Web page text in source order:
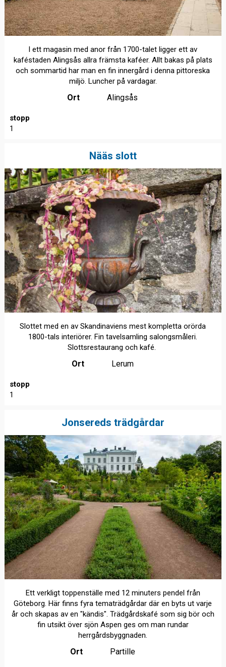
I ett magasin med anor från 1700-talet ligger ett av
kaféstaden Alingsås allra främsta kaféer. Allt bakas på plats
och sommartid har man en fin innergård i denna pittoreska
miljö. Luncher på vardagar.
Ort Alingsås
stopp
1
Nääs slott
Slottet med en av Skandinaviens mest kompletta orörda
1800-tals interiörer. Fin tavelsamling salongsmåleri.
Slottsrestaurang och kafé.
Ort Lerum
stopp
1
Jonsereds trädgårdar
Ett verkligt toppenställe med 12 minuters pendel från
Göteborg. Här finns fyra tematrädgårdar där en byts ut varje
år och skapas av en "kändis". Trädgårdskafé som sig bör och
fin utsikt över sjön Aspen ges om man rundar
herrgårdsbyggnaden.
Ort Partille